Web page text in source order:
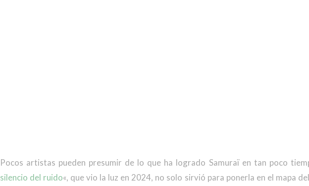
Pocos artistas pueden presumir de lo que ha logrado Samuraï en tan poco
silencio del ruido«, que vio la luz en 2024, no solo sirvió para ponerla en el mapa